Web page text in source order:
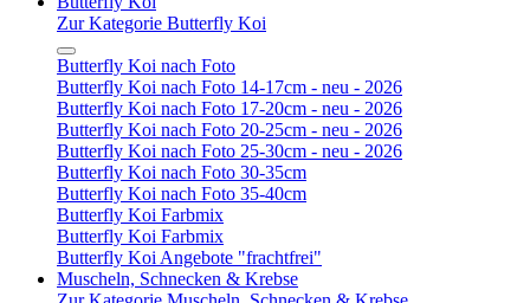
Zur Kategorie Butterfly Koi
Butterfly Koi nach Foto
Butterfly Koi nach Foto 14-17cm - neu - 2026
Butterfly Koi nach Foto 17-20cm - neu - 2026
Butterfly Koi nach Foto 20-25cm - neu - 2026
Butterfly Koi nach Foto 25-30cm - neu - 2026
Butterfly Koi nach Foto 30-35cm
Butterfly Koi nach Foto 35-40cm
Butterfly Koi Farbmix
Butterfly Koi Farbmix
Butterfly Koi Angebote "frachtfrei"
Muscheln, Schnecken & Krebse